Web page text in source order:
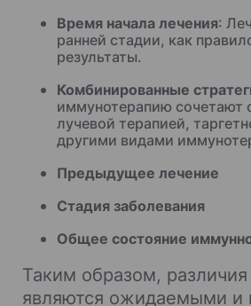
Время начала лечения:
ранней стадии, как
результаты.
Комбинированные
иммунотерапию сочетают
лучевой терапией,
другими видами
Предыдущее лечение
Стадия заболевания
Общее состояние
Таким образом, различия
являются ожидаемыми и